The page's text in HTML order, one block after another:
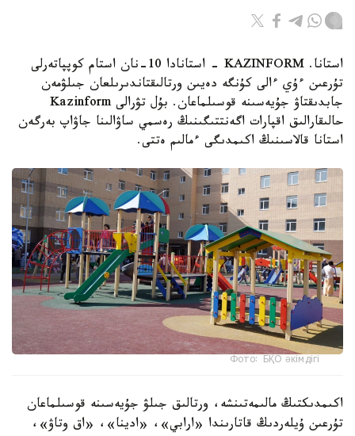
استانا. KAZINFORM - استانادا 10-نان استام كوپپاتەرلى
تۇرعىن ءۇي ءالى كۇنگە دەيىن ورتالىقتاندىرىلعان جىلۋمەن
جابدىقتاۋ جۇيەسىنە قوسىلماعان. بۇل تۋرالى Kazinform
حالىقارالىق اقپارات اگەنتتىگىنىڭ رەسمي ساۋالىنا جاۋاپ بەرگەن
استانا قالاسىنىڭ اكىمدىگى ءمالىم ەتتى.
Фото: БҚО әкімдігі
اكىمدىكتىڭ مالىمەتىنشە، ورتالىق جىلۋ جۇيەسىنە قوسىلماعان
تۇرعىن ۇيلەردىڭ قاتارىندا «ارابي»، «ادينا»، «اق وتاۋ»،